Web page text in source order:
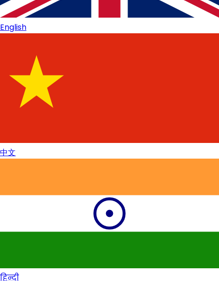
English
中文
हिन्दी